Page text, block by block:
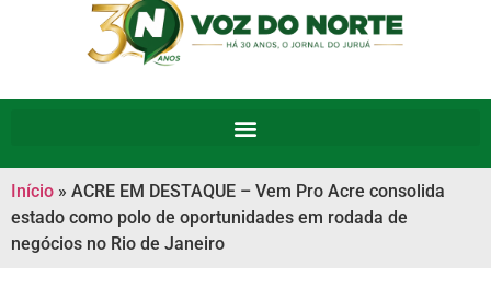
Início » ACRE EM DESTAQUE – Vem Pro Acre consolida
estado como polo de oportunidades em rodada de
negócios no Rio de Janeiro